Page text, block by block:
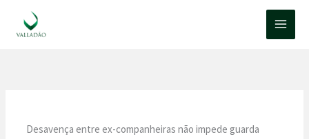
Desavença entre ex-companheiras não impede guarda